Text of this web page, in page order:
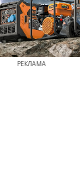
РЕКЛАМА